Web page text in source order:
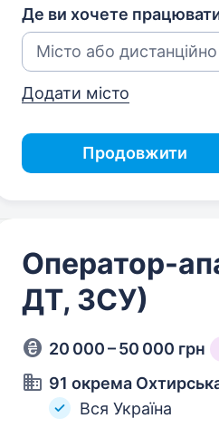
Де ви хочете
Додати місто
Продовжити
Оператор-
ДТ, ЗСУ)
20 000 – 50 000 грн
91 окрема
Вся Україна